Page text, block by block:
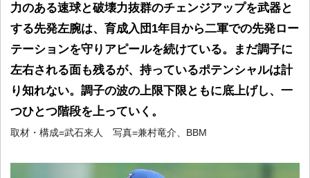
力のある速球と破壊力抜群のチェンジアップを武器と
する先発左腕は、育成入団1年目から二軍での先発ロー
テーションを守りアピールを続けている。まだ調子に
左右される面も残るが、持っているポテンシャルは計
り知れない。調子の波の上限下限ともに底上げし、一
つひとつ階段を上っていく。
取材・構成=武石来人 写真=兼村竜介、BBM